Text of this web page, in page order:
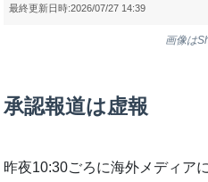
最終更新日時:2026/07/27 14:39
画像は
承認報道は虚報
昨夜10:30ごろに海外メディア